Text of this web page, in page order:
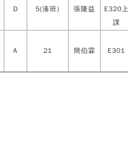
D 5(湊班) 張隆益
E320上
課
A 21 簡伯霖 E301